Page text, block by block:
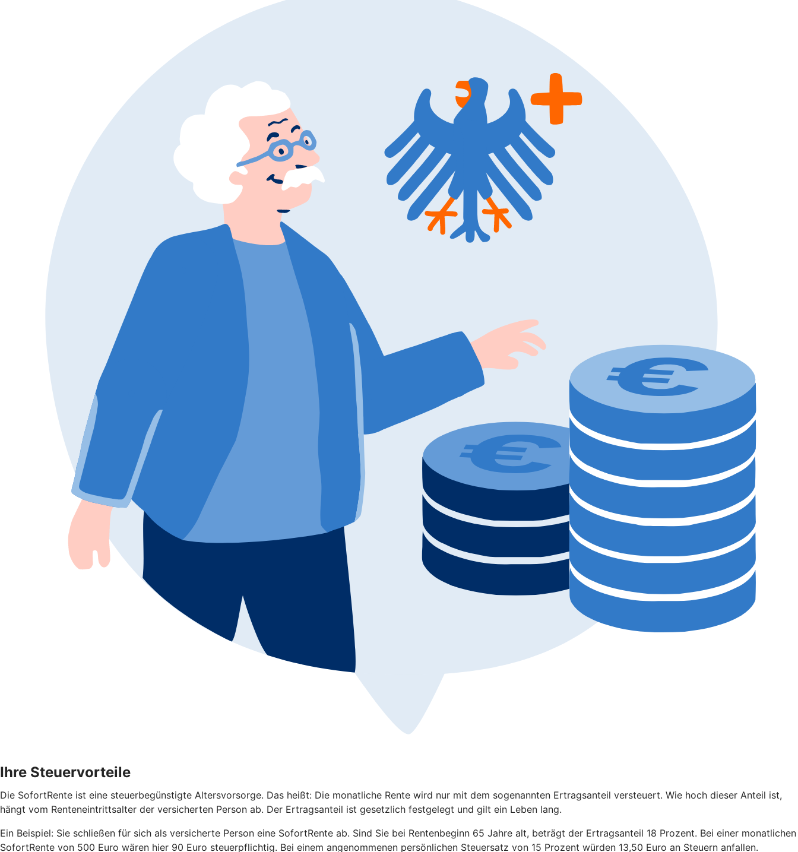
Ihre Steuervorteile
Die SofortRente ist eine steuerbegünstigte Altersvorsorge. Das heißt: Die monatliche Rente wird nur mit dem sogenannten Ertragsanteil versteuert. Wie hoch dieser Anteil ist,
hängt vom Renteneintrittsalter der versicherten Person ab. Der Ertragsanteil ist gesetzlich festgelegt und gilt ein Leben lang.
Ein Beispiel: Sie schließen für sich als versicherte Person eine SofortRente ab. Sind Sie bei Rentenbeginn 65 Jahre alt, beträgt der Ertragsanteil 18 Prozent. Bei einer monatlichen
SofortRente von 500 Euro wären hier 90 Euro steuerpflichtig. Bei einem angenommenen persönlichen Steuersatz von 15 Prozent würden 13,50 Euro an Steuern anfallen.